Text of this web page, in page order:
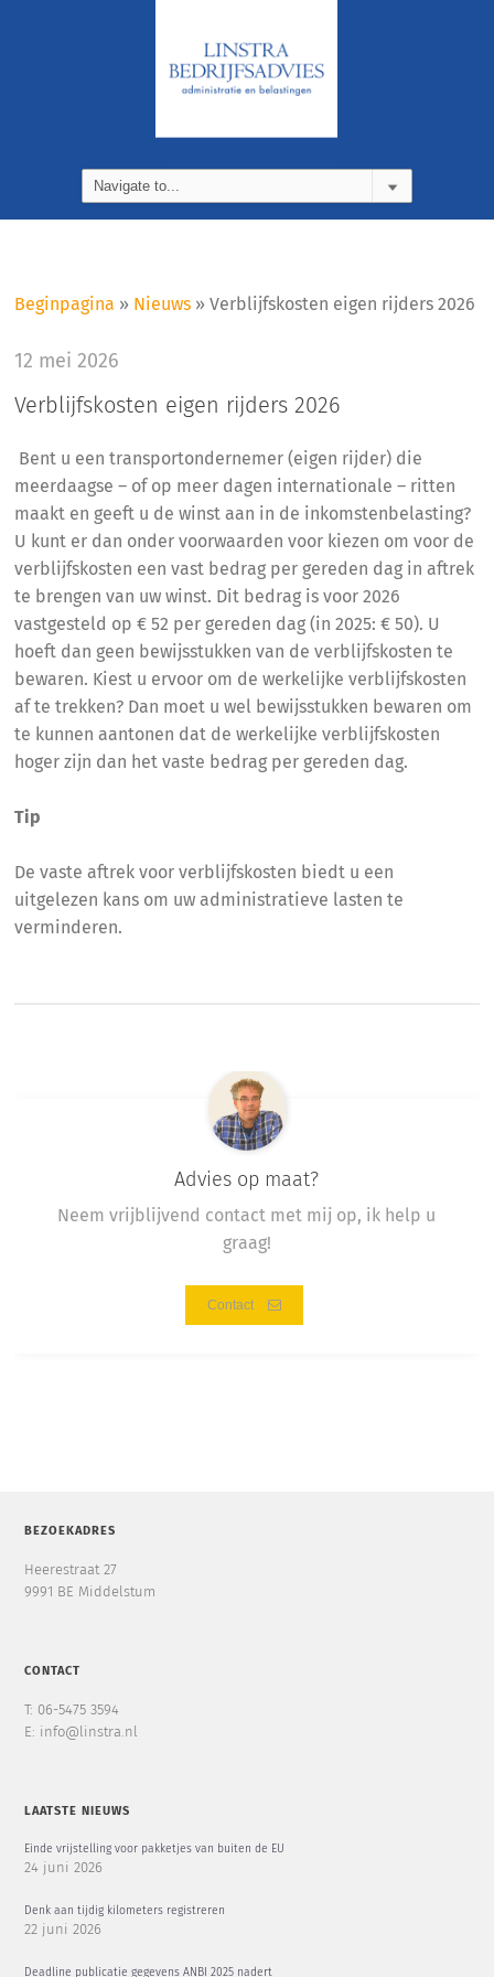
Beginpagina » Nieuws »Verblijfskosten eigen rijders 2026
12 mei 2026
Verblijfskosten eigen rijders 2026
Bent u een transportondernemer (eigen rijder) die
meerdaagse – of op meer dagen internationale – ritten
maakt en geeft u de winst aan in de inkomstenbelasting?
U kunt er dan onder voorwaarden voor kiezen om voor de
verblijfskosten een vast bedrag per gereden dag in aftrek
te brengen van uw winst. Dit bedrag is voor 2026
vastgesteld op € 52 per gereden dag (in 2025: € 50). U
hoeft dan geen bewijsstukken van de verblijfskosten te
bewaren. Kiest u ervoor om de werkelijke verblijfskosten
af te trekken? Dan moet u wel bewijsstukken bewaren om
te kunnen aantonen dat de werkelijke verblijfskosten
hoger zijn dan het vaste bedrag per gereden dag.
Tip
De vaste aftrek voor verblijfskosten biedt u een
uitgelezen kans om uw administratieve lasten te
verminderen.
Advies op maat?
Neem vrijblijvend contact met mij op, ik help u
graag!
Contact
BEZOEKADRES
Heerestraat 27
9991 BE Middelstum
CONTACT
T: 06-5475 3594
E: info@linstra.nl
LAATSTE NIEUWS
Einde vrijstelling voor pakketjes van buiten de EU
24 juni 2026
Denk aan tijdig kilometers registreren
22 juni 2026
Deadline publicatie gegevens ANBI 2025 nadert